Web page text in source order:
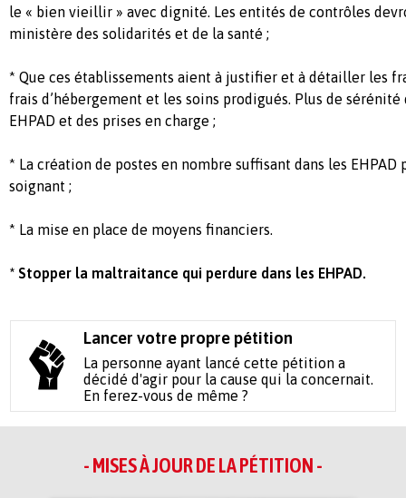
le « bien vieillir » avec dignité. Les entités de contrôles
ministère des solidarités et de la santé ;
* Que ces établissements aient à justifier et à détailler les
frais d’hébergement et les soins prodigués. Plus de sérénité
EHPAD et des prises en charge ;
* La création de postes en nombre suffisant dans les EHPAD
soignant ;
* La mise en place de moyens financiers.
* Stopper la maltraitance qui perdure dans les EHPAD.
Lancer votre propre pétition
La personne ayant lancé cette pétition a
décidé d'agir pour la cause qui la concernait.
En ferez-vous de même ?
- MISES À JOUR DE LA PÉTITION -